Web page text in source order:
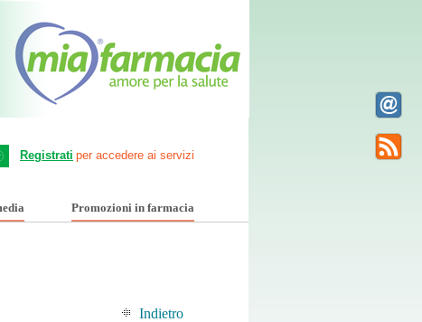
Registrati per accedere ai servizi
Promozioni in farmacia
Indietro